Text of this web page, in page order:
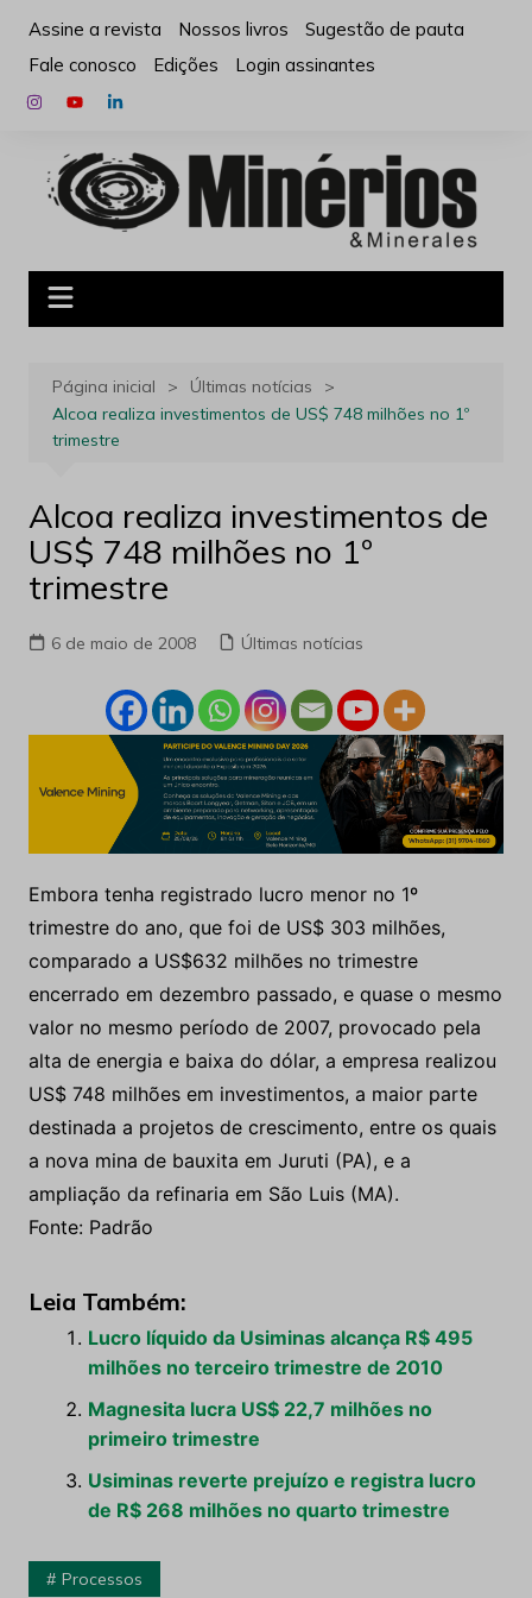
para
conteúdo
Assine a revista Nossos livros
Sugestão de pauta
Fale conosco
Edições Login assinantes
Página inicial
Últimas notícias
Alcoa realiza investimentos de US$ 748 milhões no 1º
trimestre
Alcoa realiza investimentos de
US$ 748 milhões no 1º
trimestre
6 de maio de 2008 Últimas notícias
Embora tenha registrado lucro menor no 1º
trimestre do ano, que foi de US$ 303 milhões,
comparado a US$632 milhões no trimestre
encerrado em dezembro passado, e quase o mesmo
valor no mesmo período de 2007, provocado pela
alta de energia e baixa do dólar, a empresa realizou
US$ 748 milhões em investimentos, a maior parte
destinada a projetos de crescimento, entre os quais
a nova mina de bauxita em Juruti (PA), e a
ampliação da refinaria em São Luis (MA).
Fonte: Padrão
Leia Também:
Lucro líquido da Usiminas alcança R$ 495
milhões no terceiro trimestre de 2010
Magnesita lucra US$ 22,7 milhões no
primeiro trimestre
Usiminas reverte prejuízo e registra lucro
de R$ 268 milhões no quarto trimestre
Processos